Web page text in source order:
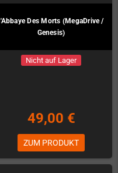
l'Abbaye Des Morts (MegaDrive /
Genesis)
Nicht auf Lager
49,00 €
ZUM PRODUKT